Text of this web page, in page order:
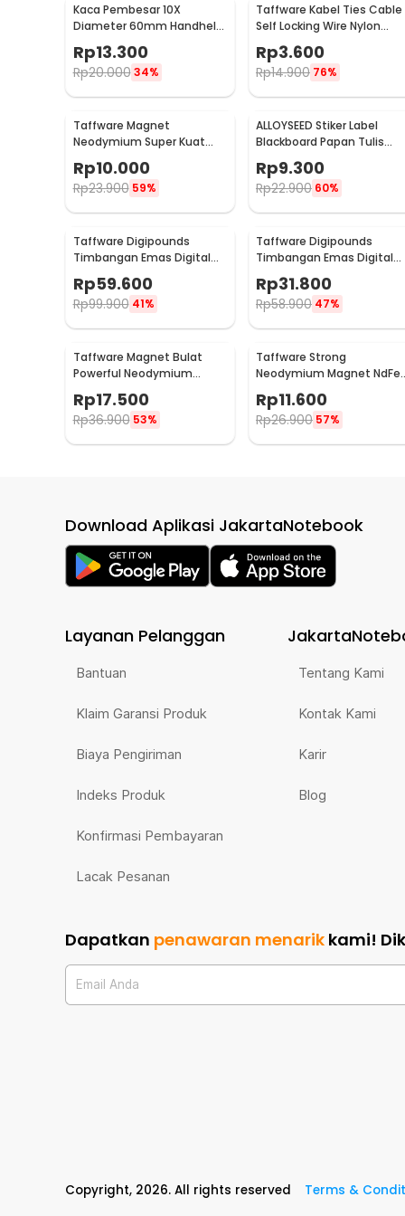
Kaca Pembesar 10X
Diameter 60mm Handheld
Lup Baca Desain Naga
Elegan
Rp13.300
Rp20.000 34%
Taffware Kabel Ties Cable
Self Locking Wire Nylon
2.5x100mm 100 PCS - V94
Rp3.600
Rp14.900 76%
Taffware Magnet
Neodymium Super Kuat
M35
Rp10.000
Rp23.900 59%
ALLOYSEED Stiker Label
Blackboard Papan Tulis
Removable 50 PCS - TH002
Rp9.300
Rp22.900 60%
Taffware Digipounds
Timbangan Emas Digital
Mini 7 Units 0.01g 500g -
UF200H
Rp59.600
Rp99.900 41%
Taffware Digipounds
Timbangan Emas Digital
Mini 5 Units 0.01g 200g -
MH-200
Rp31.800
Rp58.900 47%
Taffware Magnet Bulat
Powerful Neodymium
PCS
Rp17.500
Rp36.900 53%
Taffware Strong
Neodymium Magnet
N24 19x9x1.6mm 10 PCS -
MAG1
Rp11.600
Rp26.900 57%
Download Aplikasi JakartaNotebook
Layanan Pelanggan
Bantuan
Klaim Garansi Produk
Biaya Pengiriman
Indeks Produk
Konfirmasi Pembayaran
Lacak Pesanan
Tentang Kami
Kontak Kami
Karir
Blog
Dapatkan penawaran menarik kami!
Email Anda
Copyright, 2026. All rights reserved Terms &